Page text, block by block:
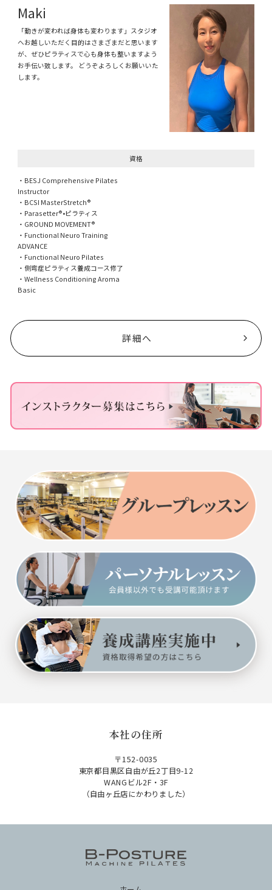
Maki
「動きが変われば身体も変わります」スタジオ
へお越しいただく目的はさまざまだと思います
が、ぜひピラティスで心も身体も整いますよう
お手伝い致します。 どうぞよろしくお願いいた
します。
資格
・BESJ Comprehensive Pilates
Instructor
・BCSI MasterStretch®️
・Parasetter®️•ピラティス
・GROUND MOVEMENT®️
・Functional Neuro Training
ADVANCE
・Functional Neuro Pilates
・側弯症ピラティス養成コース修了
・Wellness Conditioning Aroma
Basic
詳細へ
本社の住所
〒152-0035
東京都目黒区自由が丘2丁目9-12
WANGビル2F・3F
（自由ヶ丘店にかわりました）